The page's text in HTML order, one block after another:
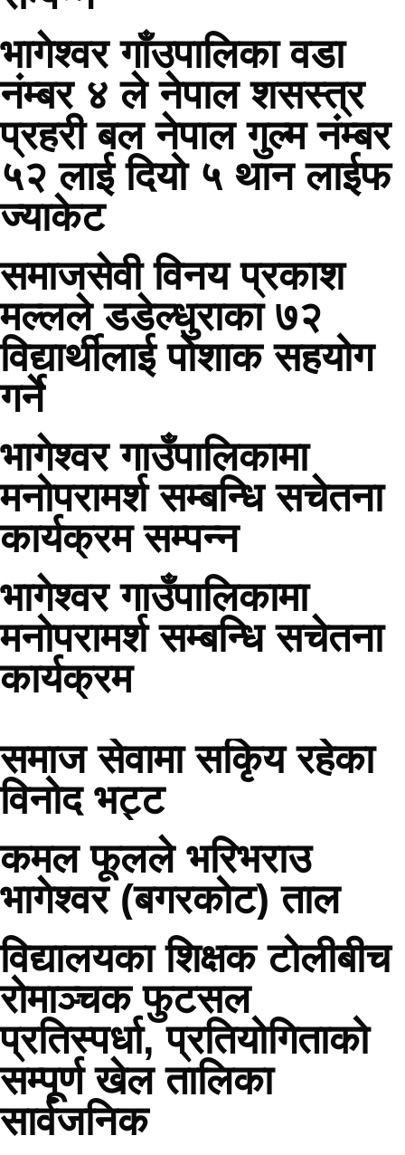
भागेश्वर गाँउपालिका वडा
नंम्बर ४ ले नेपाल शसस्त्र
प्रहरी बल नेपाल गुल्म नंम्बर
५२ लाई दियो ५ थान लाईफ
ज्याकेट
समाजसेवी विनय प्रकाश
मल्लले डडेल्धुराका ७२
विद्यार्थीलाई पोशाक सहयोग
गर्ने
भागेश्वर गाउँपालिकामा
मनोपरामर्श सम्बन्धि सचेतना
कार्यक्रम सम्पन्न
भागेश्वर गाउँपालिकामा
मनोपरामर्श सम्बन्धि सचेतना
कार्यक्रम
समाज सेवामा सकिृय रहेका
विनोद भट्ट
कमल फूलले भरिभराउ
भागेश्वर (बगरकोट) ताल
विद्यालयका शिक्षक टोलीबीच
रोमाञ्चक फुटसल
प्रतिस्पर्धा, प्रतियोगिताको
सम्पूर्ण खेल तालिका
सार्वजनिक